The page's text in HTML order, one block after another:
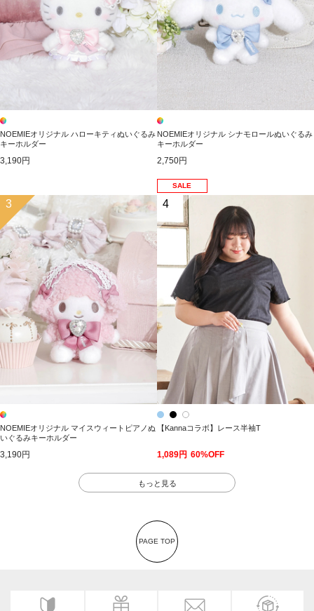
NOEMIEオリジナル ハローキティぬいぐるみ
キーホルダー
3,190円
NOEMIEオリジナル シナモロールぬいぐるみ
キーホルダー
2,750円
3
NOEMIEオリジナル マイスウィートピアノぬ
いぐるみキーホルダー
3,190円
SALE
4
【Kannaコラボ】レース半袖T
1,089円 60%OFF
もっと見る
PAGE TOP